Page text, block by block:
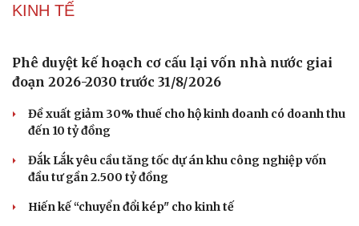
Sức khỏe
Dinh dưỡng - món ngon
Cây thuốc
Sản phụ khoa
Nhi khoa
Blog
KINH TẾ
Phê duyệt kế hoạch cơ cấu lại vốn nhà nước giai
đoạn 2026-2030 trước 31/8/2026
Đề xuất giảm 30% thuế cho hộ kinh doanh có doanh thu
đến 10 tỷ đồng
Đắk Lắk yêu cầu tăng tốc dự án khu công nghiệp vốn
đầu tư gần 2.500 tỷ đồng
Hiến kế “chuyển đổi kép" cho kinh tế